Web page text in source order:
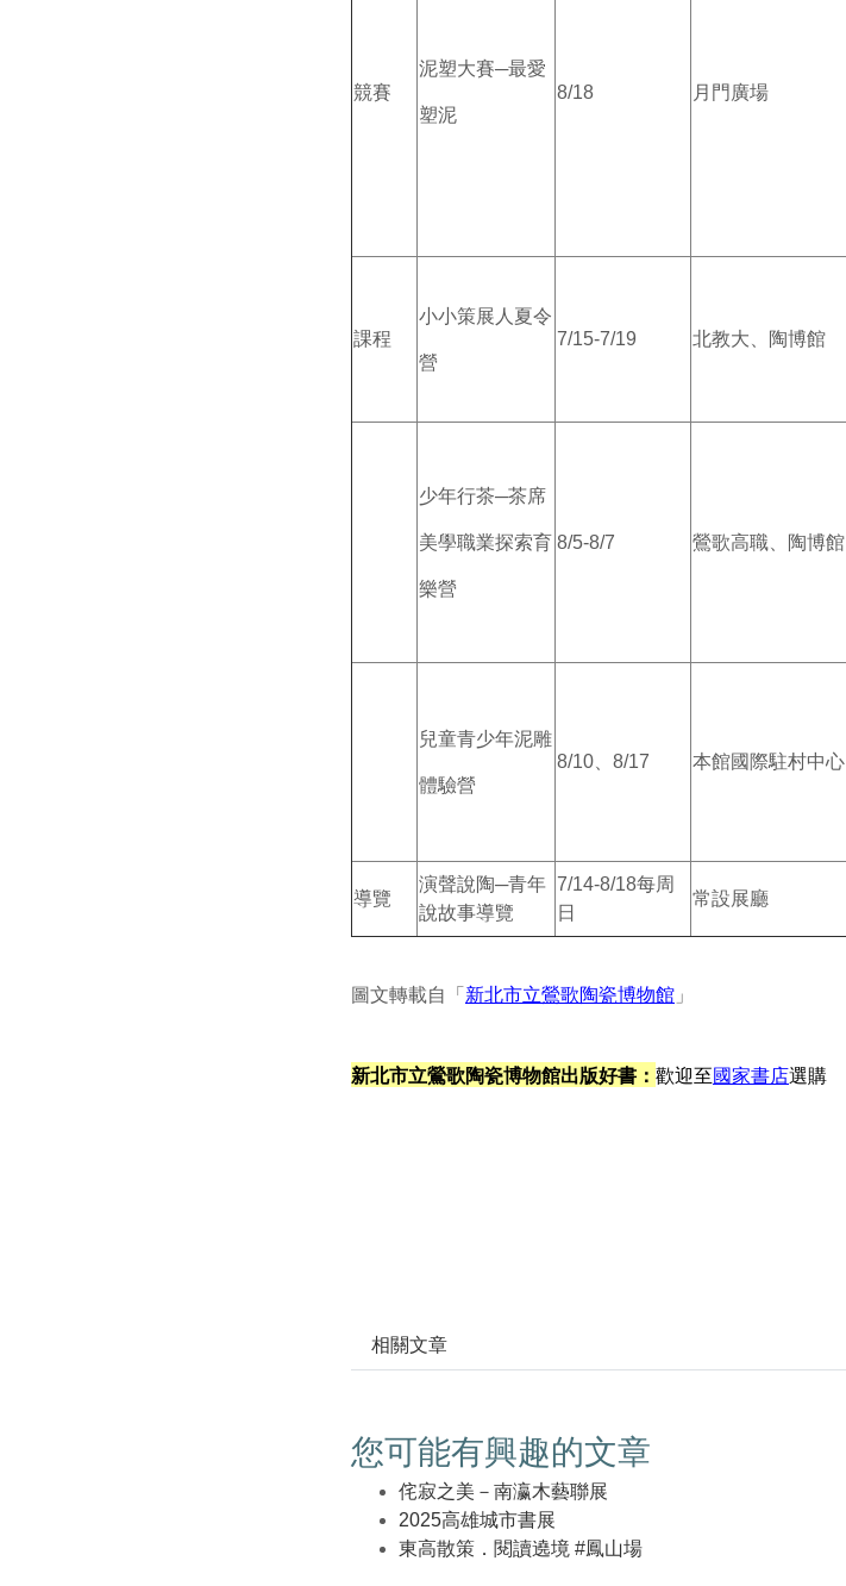
競賽
泥塑大賽─最愛
塑泥
8/18 月門廣場
課程
小小策展人夏令
營
7/15-7/19 北教大、陶博館
少年行茶─茶席
美學職業探索育
樂營
8/5-8/7 鶯歌高職、陶博館
兒童青少年泥雕
體驗營
8/10、8/17 本館國際駐村中心
導覽
演聲說陶─青年
說故事導覽
7/14-8/18每周
日
常設展廳
圖文轉載自「 新北市立鶯歌陶瓷博物館 」
新北市立鶯歌陶瓷博物館出版好書： 歡迎至國家書店選購
相關文章
您可能有興趣的文章
侘寂之美－南瀛木藝聯展
2025高雄城市書展
東高散策．閱讀遶境 #鳳山場